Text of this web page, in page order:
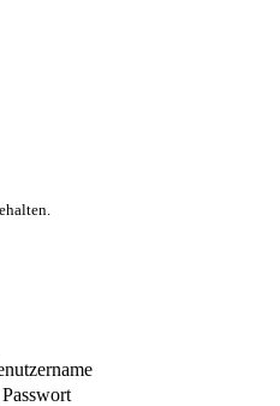
Passwort